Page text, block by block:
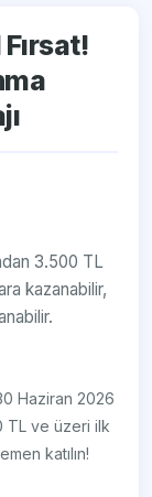
3.500 TL
kazanabilir,
Haziran 2026
TL ve üzeri ilk
katılın!